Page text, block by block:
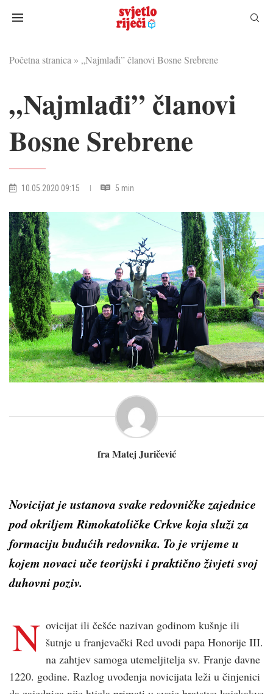
Početna stranica » „Najmlađi” članovi Bosne Srebrene
„Najmlađi” članovi
Bosne Srebrene
10.05.2020 09:15 5 min
fra Matej Juričević
Novicijat je ustanova svake redovničke zajednice
pod okriljem Rimokatoličke Crkve koja služi za
formaciju budućih redovnika. To je vrijeme u
kojem novaci uče teorijski i praktično živjeti svoj
duhovni poziv.
N ovicijat ili češće nazivan godinom kušnje ili
šutnje u franjevački Red uvodi papa Honorije III.
na zahtjev samoga utemeljitelja sv. Franje davne
1220. godine. Razlog uvođenja novicijata leži u činjenici